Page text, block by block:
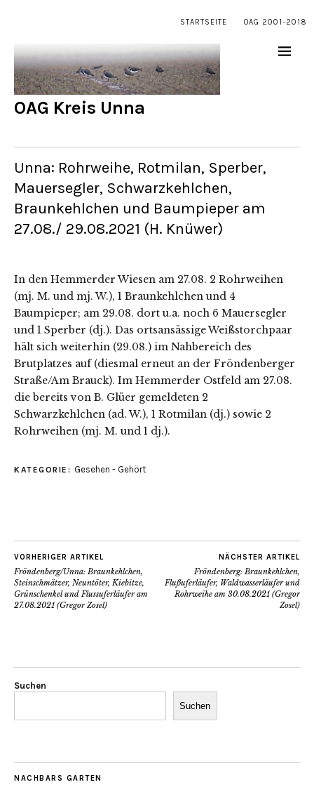
STARTSEITE OAG 2001-2018
OAG Kreis Unna
Unna: Rohrweihe, Rotmilan, Sperber,
Mauersegler, Schwarzkehlchen,
Braunkehlchen und Baumpieper am
27.08./ 29.08.2021 (H. Knüwer)
In den Hemmerder Wiesen am 27.08. 2 Rohrweihen
(mj. M. und mj. W.), 1 Braunkehlchen und 4
Baumpieper; am 29.08. dort u.a. noch 6 Mauersegler
und 1 Sperber (dj.). Das ortsansässige Weißstorchpaar
hält sich weiterhin (29.08.) im Nahbereich des
Brutplatzes auf (diesmal erneut an der Fröndenberger
Straße/Am Brauck). Im Hemmerder Ostfeld am 27.08.
die bereits von B. Glüer gemeldeten 2
Schwarzkehlchen (ad. W.), 1 Rotmilan (dj.) sowie 2
Rohrweihen (mj. M. und 1 dj.).
KATEGORIE: Gesehen - Gehört
VORHERIGER ARTIKEL
Fröndenberg/Unna: Braunkehlchen,
Steinschmätzer, Neuntöter, Kiebitze,
Grünschenkel und Flussuferläufer am
27.08.2021 (Gregor Zosel)
NÄCHSTER ARTIKEL
Fröndenberg: Braunkehlchen,
Flußuferläufer, Waldwasserläufer und
Rohrweihe am 30.08.2021 (Gregor
Zosel)
Suchen
Suchen
NACHBARS GARTEN